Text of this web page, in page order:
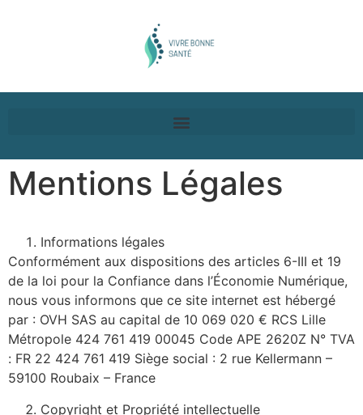
Mentions Légales
Informations légales
Conformément aux dispositions des articles 6-III et 19
de la loi pour la Confiance dans l’Économie Numérique,
nous vous informons que ce site internet est hébergé
par : OVH SAS au capital de 10 069 020 € RCS Lille
Métropole 424 761 419 00045 Code APE 2620Z N° TVA
: FR 22 424 761 419 Siège social : 2 rue Kellermann –
59100 Roubaix – France
Copyright et Propriété intellectuelle